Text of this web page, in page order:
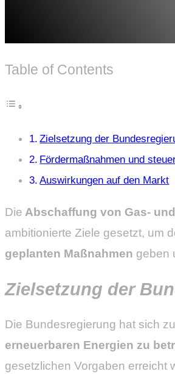
Table of Contents
Zielsetzung der
Fördermaßnahmen und
Auswirkungen auf den Markt
Die Abschaffung von Gas-
ambitionierte Ziele gesetzt, um
geplanten Maßnahmen geben
Zielsetzung der
Die Bundesregierung hat sich
erneuerbaren Energien zu
gesetzlichen Vorgaben erreicht